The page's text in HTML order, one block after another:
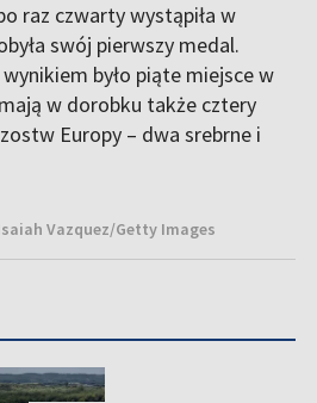
raz czwarty wystąpiła w
swój pierwszy medal.
było piąte miejsce w
w dorobku także cztery
Europy – dwa srebrne i
Vazquez/Getty Images